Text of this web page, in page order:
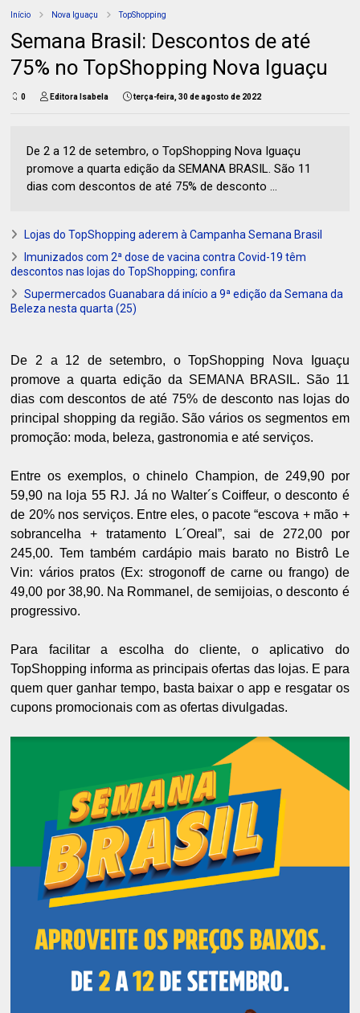
Início Nova Iguaçu TopShopping
Semana Brasil: Descontos de até
75% no TopShopping Nova Iguaçu
0 Editora Isabela terça-feira, 30 de agosto de 2022
De 2 a 12 de setembro, o TopShopping Nova Iguaçu
promove a quarta edição da SEMANA BRASIL. São 11
dias com descontos de até 75% de desconto ...
Lojas do TopShopping aderem à Campanha Semana Brasil
Imunizados com 2ª dose de vacina contra Covid-19 têm
descontos nas lojas do TopShopping; confira
Supermercados Guanabara dá início a 9ª edição da Semana da
Beleza nesta quarta (25)
De 2 a 12 de setembro, o TopShopping Nova Iguaçu
promove a quarta edição da SEMANA BRASIL. São 11
dias com descontos de até 75% de desconto nas lojas do
principal shopping da região. São vários os segmentos em
promoção: moda, beleza, gastronomia e até serviços.
Entre os exemplos, o chinelo Champion, de 249,90 por
59,90 na loja 55 RJ. Já no Walter´s Coiffeur, o desconto é
de 20% nos serviços. Entre eles, o pacote “escova + mão +
sobrancelha + tratamento L´Oreal”, sai de 272,00 por
245,00. Tem também cardápio mais barato no Bistrô Le
Vin: vários pratos (Ex: strogonoff de carne ou frango) de
49,00 por 38,90. Na Rommanel, de semijoias, o desconto é
progressivo.
Para facilitar a escolha do cliente, o aplicativo do
TopShopping informa as principais ofertas das lojas. E para
quem quer ganhar tempo, basta baixar o app e resgatar os
cupons promocionais com as ofertas divulgadas.